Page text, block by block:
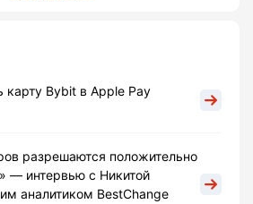
карту Bybit в Apple Pay
разрешаются положительно
— интервью с Никитой
аналитиком BestChange